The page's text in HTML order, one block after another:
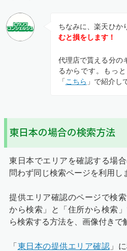
ちなみに、楽天ひか
むと損をします！
代理店で貰える分の
るからです。もっ
「 こちら 」で紹介し
東日本の場合の検索方法
東日本でエリアを確認する場
問わず同じ検索ページを利用し
提供エリア確認のページで検
から検索」と「住所から検索
ら検索する方法を、画像付きで
「 東日本の提供エリア確認 」